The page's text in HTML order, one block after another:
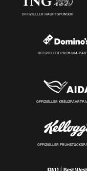
OFFIZIELLER HAUPTSPONSOR
OFFIZIELLER PREMIUM-
OFFIZIELLER
OFFIZIELLER